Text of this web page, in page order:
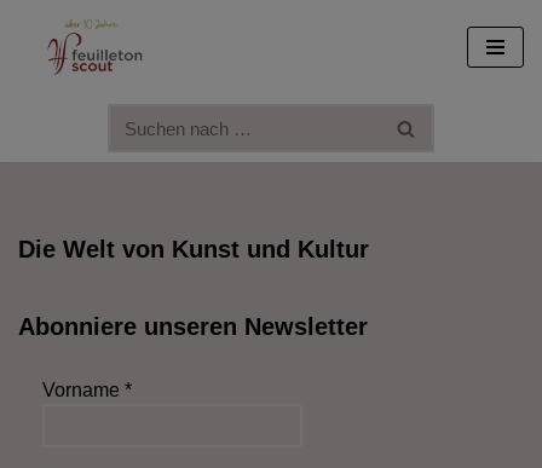
Zum
Die Welt von Kunst und Kultur
Abonniere unseren Newsletter
Vorname *